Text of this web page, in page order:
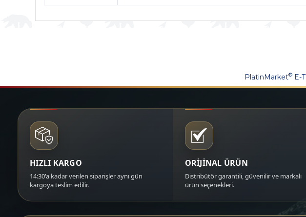
PlatinMarket® E-
HIZLI KARGO
14:30'a kadar verilen siparişler aynı gün
kargoya teslim edilir.
ORİJİNAL ÜRÜN
Distribütör garantili, güvenilir ve markalı
ürün seçenekleri.